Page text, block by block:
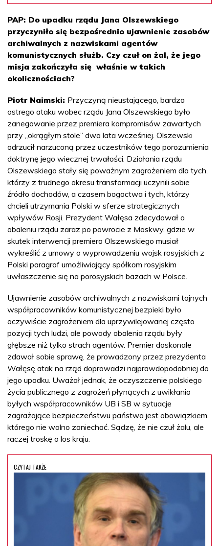
PAP: Do upadku rządu Jana Olszewskiego
przyczyniło się bezpośrednio ujawnienie zasobów
archiwalnych z nazwiskami agentów
komunistycznych służb. Czy czuł on żal, że jego
misja zakończyła się właśnie w takich
okolicznościach?
Piotr Naimski: Przyczyną nieustającego, bardzo
ostrego ataku wobec rządu Jana Olszewskiego było
zanegowanie przez premiera kompromisów zawartych
przy „okrągłym stole” dwa lata wcześniej. Olszewski
odrzucił narzuconą przez uczestników tego porozumienia
doktrynę jego wiecznej trwałości. Działania rządu
Olszewskiego stały się poważnym zagrożeniem dla tych,
którzy z trudnego okresu transformacji uczynili sobie
źródło dochodów, a czasem bogactwa i tych, którzy
chcieli utrzymania Polski w sferze strategicznych
wpływów Rosji. Prezydent Wałęsa zdecydował o
obaleniu rządu zaraz po powrocie z Moskwy, gdzie w
skutek interwencji premiera Olszewskiego musiał
wykreślić z umowy o wyprowadzeniu wojsk rosyjskich z
Polski paragraf umożliwiający spółkom rosyjskim
uwłaszczenie się na porosyjskich bazach w Polsce.
Ujawnienie zasobów archiwalnych z nazwiskami tajnych
współpracowników komunistycznej bezpieki było
oczywiście zagrożeniem dla uprzywilejowanej często
pozycji tych ludzi, ale powody obalenia rządu były
głębsze niż tylko strach agentów. Premier doskonale
zdawał sobie sprawę, że prowadzony przez prezydenta
Wałęsę atak na rząd doprowadzi najprawdopodobniej do
jego upadku. Uważał jednak, że oczyszczenie polskiego
życia publicznego z zagrożeń płynących z uwikłania
byłych współpracowników UB i SB w sytuacje
zagrażające bezpieczeństwu państwa jest obowiązkiem,
którego nie wolno zaniechać. Sądzę, że nie czuł żalu, ale
raczej troskę o los kraju.
CZYTAJ TAKŻE